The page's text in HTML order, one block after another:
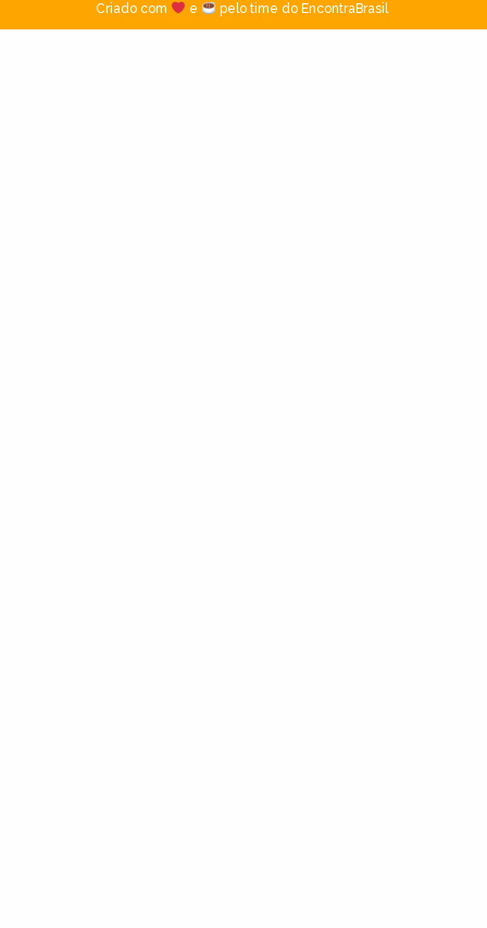
Criado com
e pelo time do EncontraBrasil